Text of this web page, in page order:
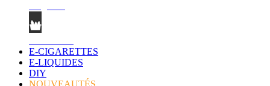
E-CIGARETTES
E-LIQUIDES
DIY
NOUVEAUTÉS